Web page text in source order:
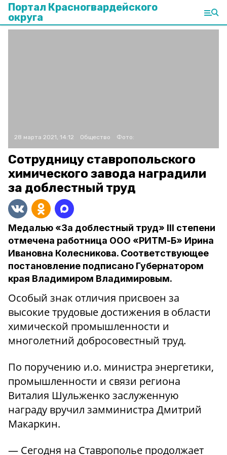
Портал Красногвардейского
округа
28 марта 2021, 14:12 Общество Фото:
Сотрудницу ставропольского
химического завода наградили
за доблестный труд
Медалью «За доблестный труд» III степени
отмечена работница ООО «РИТМ-Б» Ирина
Ивановна Колесникова. Соответствующее
постановление подписано Губернатором
края Владимиром Владимировым.
Особый знак отличия присвоен за
высокие трудовые достижения в области
химической промышленности и
многолетний добросовестный труд.
По поручению и.о. министра энергетики,
промышленности и связи региона
Виталия Шульженко заслуженную
награду вручил замминистра Дмитрий
Макаркин.
— Сегодня на Ставрополье продолжает